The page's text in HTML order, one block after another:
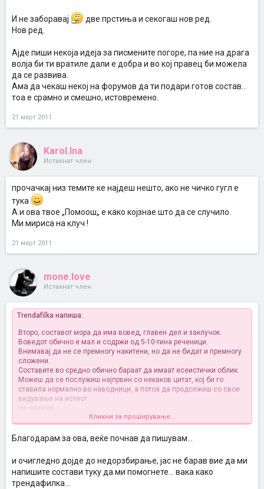
И не заборавај
две прстиња и секогаш нов ред.
Нов ред.
Ајде пиши некоја идеја за писмените погоре, па ние на драга
волја би ти вратиле дали е добра и во кој правец би можела
да се развива.
Ама да чекаш некој на форумов да ти подари готов состав...
тоа е срамно и смешно, истовремено.
21 март 2011
Karol.Ina
Истакнат член
прочачкај низ темите ке најдеш нешто, ако не чичко гугл е
тука
А и ова твое „Помоош„ е како којзнае што да се случило.
Ми мириса на клуч !
21 март 2011
mone.love
Истакнат член
Trendafilka напиша:
Второ, составот мора да има вовед, главен дел и заклучок.
Воведот обично е мал и содржи од 5-10-тина реченици.
Внимавај да не се премногу накитени, но да не бидат и премногу
сложени.
Составите во средно обично бараат да имаат есеистички облик.
Можеш да се послужиш најпрвин со некаков цитат, кој би го
ставила нормално во наводници, а потоа да продолжиш со свое
видување на истиот.
На пример,
Човекот го менува светот, а светот човекот
употребам следниот цитат:
"Само две работи се бесконечни - Универзумот и човековата
И почнуваш да анализираш.
Дали човекот го менува светот? Како? На подобро или на полошо?
Дали човековото знаење и ум му прават добро - или повеќе штета
Кликни за проширување...
Благодарам за ова, веќе почнав да пишувам...
и очигледно дојде до недорзбирање, јас не барав вие да ми
напишите состави туку да ми помогнете... вака како
трендафилка...